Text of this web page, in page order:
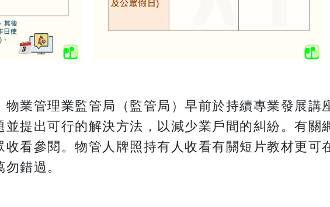
業管理業監管局（監管局）早前於持續專業發展講
提出可行的解決方法，以減少業戶間的糾紛。有關
看參閱。物管人牌照持有人收看有關短片教材更可
錯過。